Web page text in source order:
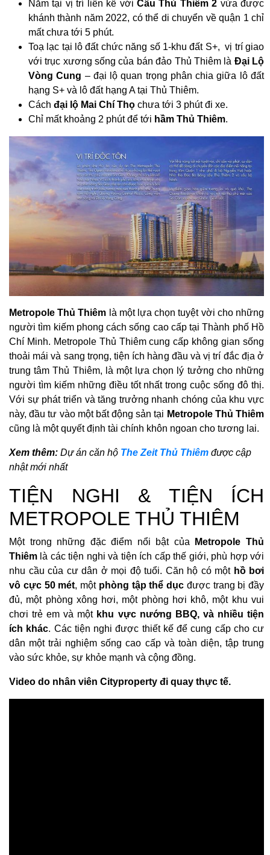
Nằm tại vị trí liền kề với Cầu Thủ Thiêm 2 vừa được
khánh thành năm 2022, có thể di chuyển về quận 1 chỉ
mất chưa tới 5 phút.
Toạ lạc tại lô đất chức năng số 1-khu đất S+, vị trí giao
với trục xương sống của bán đảo Thủ Thiêm là Đại Lộ
Vòng Cung – đại lộ quan trọng phân chia giữa lô đất
hạng S+ và lô đất hạng A tại Thủ Thiêm.
Cách đại lộ Mai Chí Thọ chưa tới 3 phút đi xe.
Chỉ mất khoảng 2 phút để tới hầm Thủ Thiêm.
Metropole Thủ Thiêm là một lựa chọn tuyệt vời cho những
người tìm kiếm phong cách sống cao cấp tại Thành phố Hồ
Chí Minh. Metropole Thủ Thiêm cung cấp không gian sống
thoải mái và sang trọng, tiện ích hàng đầu và vị trí đắc địa ở
trung tâm Thủ Thiêm, là một lựa chọn lý tưởng cho những
người tìm kiếm những điều tốt nhất trong cuộc sống đô thị.
Với sự phát triển và tăng trưởng nhanh chóng của khu vực
này, đầu tư vào một bất động sản tại Metropole Thủ Thiêm
cũng là một quyết định tài chính khôn ngoan cho tương lai.
Xem thêm: Dự án căn hộ The Zeit Thủ Thiêm được cập
nhật mới nhất
TIỆN NGHI & TIỆN ÍCH
METROPOLE THỦ THIÊM
​Một trong những đặc điểm nổi bật của
Metropole Thủ
Thiêm là các tiện nghi và tiện ích cấp thế giới, phù hợp với
nhu cầu của cư dân ở mọi độ tuổi. Căn hộ có một hồ bơi
vô cực 50 mét, một phòng tập thể dục được trang bị đầy
đủ, một phòng xông hơi, một phòng hơi khô, một khu vui
chơi trẻ em và một khu vực nướng BBQ, và nhiều tiện
ích khác. Các tiện nghi được thiết kế để cung cấp cho cư
dân một trải nghiệm sống cao cấp và toàn diện, tập trung
vào sức khỏe, sự khỏe mạnh và cộng đồng.
Video do nhân viên Cityproperty đi quay thực tế.